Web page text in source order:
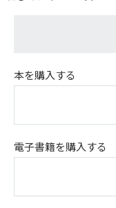
本を購入する
電子書籍を購入する